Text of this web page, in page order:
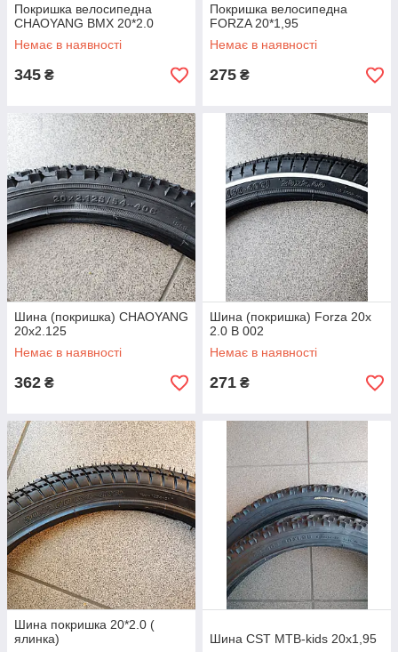
Покришка велосипедна
CHAOYANG BMX 20*2.0
Немає в наявності
345 ₴
Покришка велосипедна
FORZA 20*1,95
Немає в наявності
275 ₴
Шина (покришка) CHAOYANG
20х2.125
Немає в наявності
362 ₴
Шина (покришка) Forza 20х
2.0 B 002
Немає в наявності
271 ₴
Шина покришка 20*2.0 (
ялинка)
Шина CST MTB-kids 20х1,95